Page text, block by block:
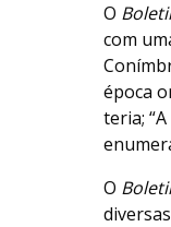
O
com
época
teria;
O